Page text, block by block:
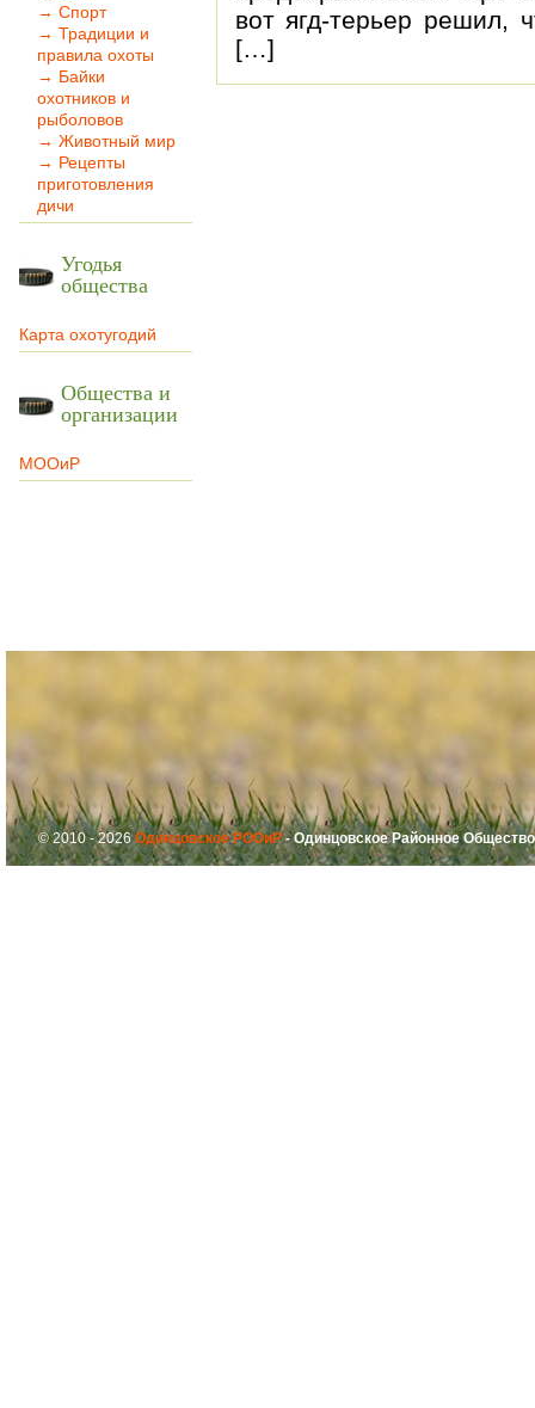
→ Спорт
→ Традиции и
правила охоты
→ Байки
охотников и
рыболовов
→ Животный мир
→ Рецепты
приготовления
дичи
Угодья
общества
Карта охотугодий
Общества и
организации
МООиР
вот ягд-терьер решил,
[…]
© 2010 - 2026Одинцовское РООиР- Одинцовское Районное